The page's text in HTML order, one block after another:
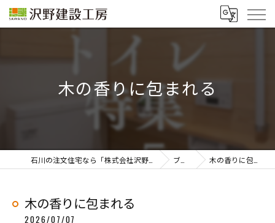
木の香りに包まれる
ブログ 木の香りに包まれる
木の香りに包まれる
2026/07/07